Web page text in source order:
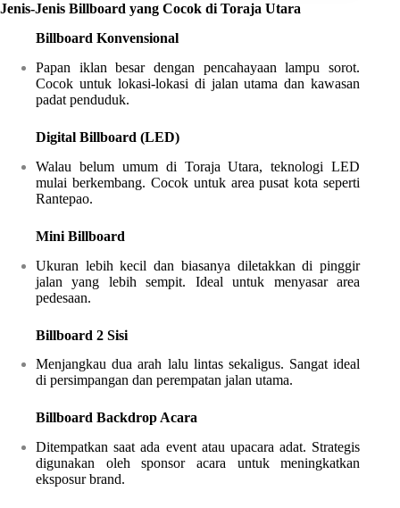
Jenis-Jenis Billboard yang Cocok di Toraja Utara
Billboard Konvensional
Papan iklan besar dengan pencahayaan lampu sorot.
Cocok untuk lokasi-lokasi di jalan utama dan kawasan
padat penduduk.
Digital Billboard (LED)
Walau belum umum di Toraja Utara, teknologi LED
mulai berkembang. Cocok untuk area pusat kota seperti
Rantepao.
Mini Billboard
Ukuran lebih kecil dan biasanya diletakkan di pinggir
jalan yang lebih sempit. Ideal untuk menyasar area
pedesaan.
Billboard 2 Sisi
Menjangkau dua arah lalu lintas sekaligus. Sangat ideal
di persimpangan dan perempatan jalan utama.
Billboard Backdrop Acara
Ditempatkan saat ada event atau upacara adat. Strategis
digunakan oleh sponsor acara untuk meningkatkan
eksposur brand.